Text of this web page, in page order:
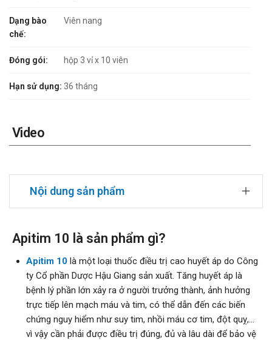
Dạng bào
chế:
Viên nang
Đóng gói: hộp 3 vỉ x 10 viên
Hạn sử dụng: 36 tháng
Video
Nội dung sản phẩm
Apitim 10 là sản phẩm gì?
Apitim 10là một loại thuốc điều trị cao huyết áp do Công
ty Cổ phần Dược Hậu Giang sản xuất. Tăng huyết áp là
bệnh lý phần lớn xảy ra ở người trưởng thành, ảnh hưởng
trực tiếp lên mạch máu và tim, có thể dẫn đến các biến
chứng nguy hiểm như suy tim, nhồi máu cơ tim, đột quỵ,...
vì vậy cần phải được điều trị đúng, đủ và lâu dài để bảo vệ